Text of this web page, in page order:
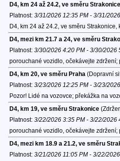
D4, km 24 až 24.2, ve směru Strakonice
Platnost: 3/31/2026 12:35 PM - 3/31/
D4, km 24 až 24.2, ve směru Strakonice,
D4, mezi km 21.7 a 24, ve směru
Platnost: 3/30/2026 4:20 PM - 3/30/2026
porouchané vozidlo, očekávejte
D4, km 20, ve směru Praha (Dopravní
Platnost: 3/23/2026 12:25 PM - 3/23/
Pozor! Lidé na vozovce; překážka na
D4, km 19, ve směru Strakonice
Platnost: 3/22/2026 3:35 PM - 3/22/2026
porouchané vozidlo, očekávejte
D4, mezi km 18.9 a 21.2, ve směru
Platnost: 3/21/2026 11:05 PM - 3/22/